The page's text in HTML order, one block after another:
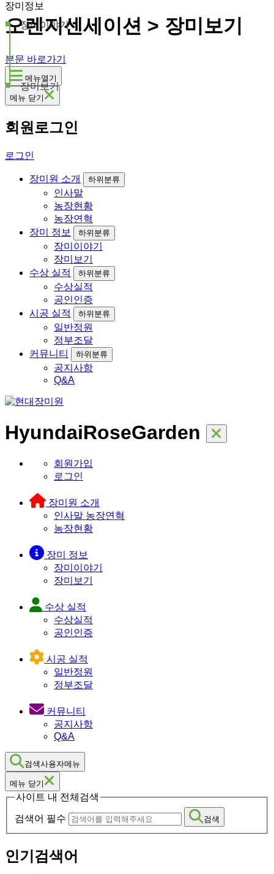
오렌지센세이션 > 장미보기
본문 바로가기
메뉴열기
메뉴 닫기
회원로그인
로그인
장미원 소개 하위분류
인사말
농장현황
농장연혁
장미 정보
하위분류
장미이야기
장미보기
수상 실적
하위분류
수상실적
공인인증
시공 실적
하위분류
일반정원
정부조달
커뮤니티
하위분류
공지사항
Q&A
HyundaiRoseGarden
회원가입
로그인
장미원 소개
인사말 농장연혁
농장현황
장미 정보
장미이야기
장미보기
수상 실적
수상실적
공인인증
시공 실적
일반정원
정부조달
커뮤니티
공지사항
Q&A
검색사용자메뉴
메뉴 닫기
사이트 내 전체검색
검색어 필수 검색
인기검색어
장미정보
장미이야기
장미보기